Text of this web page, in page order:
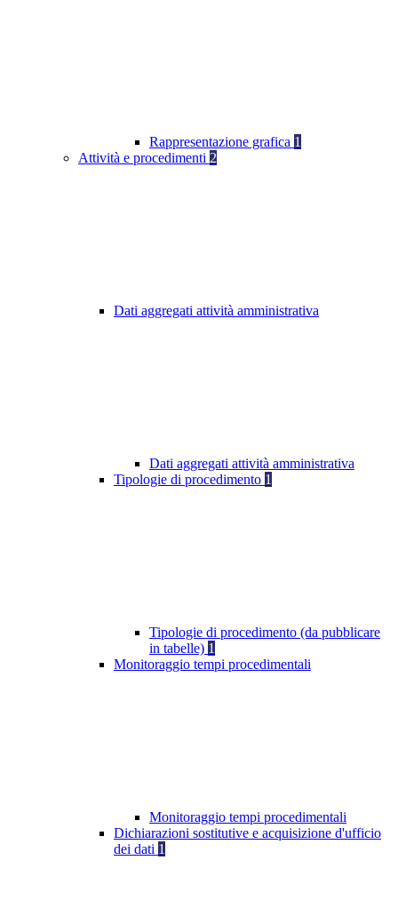
Rappresentazione grafica 1
Attività e procedimenti 2
Dati aggregati attività amministrativa
Dati aggregati attività amministrativa
Tipologie di procedimento 1
Tipologie di procedimento (da pubblicare
in tabelle) 1
Monitoraggio tempi procedimentali
Monitoraggio tempi procedimentali
Dichiarazioni sostitutive e acquisizione d'ufficio
dei dati 1